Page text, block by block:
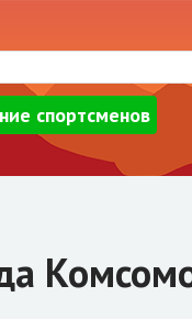
спортсменов